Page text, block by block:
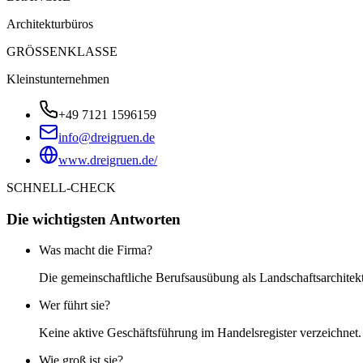
Architekturbüros
GRÖSSENKLASSE
Kleinstunternehmen
+49 7121 1596159
info@dreigruen.de
www.dreigruen.de/
SCHNELL-CHECK
Die wichtigsten Antworten
Was macht die Firma?
Die gemeinschaftliche Berufsausübung als
Wer führt sie?
Keine aktive Geschäftsführung im Handelsregister verzeichnet.